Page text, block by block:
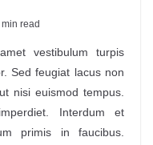
read
vestibulum turpis
Sed feugiat lacus non
nisi euismod tempus.
Interdum et
primis in faucibus.